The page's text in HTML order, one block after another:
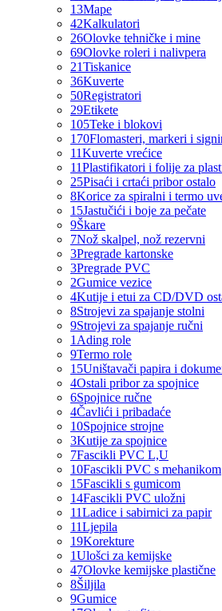
13Mape
42Kalkulatori
26Olovke tehničke i mine
69Olovke roleri i nalivpera
21Tiskanice
36Kuverte
50Registratori
29Etikete
105Teke i blokovi
170Flomasteri, markeri i
11Kuverte vrećice
11Plastifikatori i folije za
25Pisaći i crtaći pribor ostalo
8Korice za spiralni i termo
15Jastučići i boje za pečate
9Škare
7Nož skalpel, nož rezervni
3Pregrade kartonske
3Pregrade PVC
2Gumice vezice
4Kutije i etui za CD/DVD
8Strojevi za spajanje stolni
9Strojevi za spajanje ručni
1 Ading role
9Termo role
15Uništavači papira i
4Ostali pribor za spojnice
6Spojnice ručne
4Čavlići i pribadaće
10Spojnice strojne
3Kutije za spojnice
7Fascikli PVC L,U
10Fascikli PVC s mehanikom
15Fascikli s gumicom
14Fascikli PVC uložni
11Ladice i sabirnici za papir
11Ljepila
19Korekture
1Ulošci za kemijske
47Olovke kemijske plastične
8Šiljila
9Gumice